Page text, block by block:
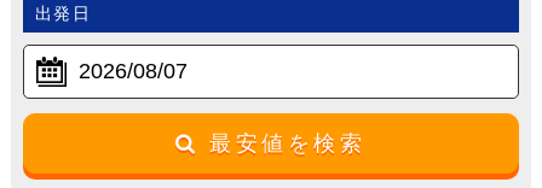
出発日
最安値を検索